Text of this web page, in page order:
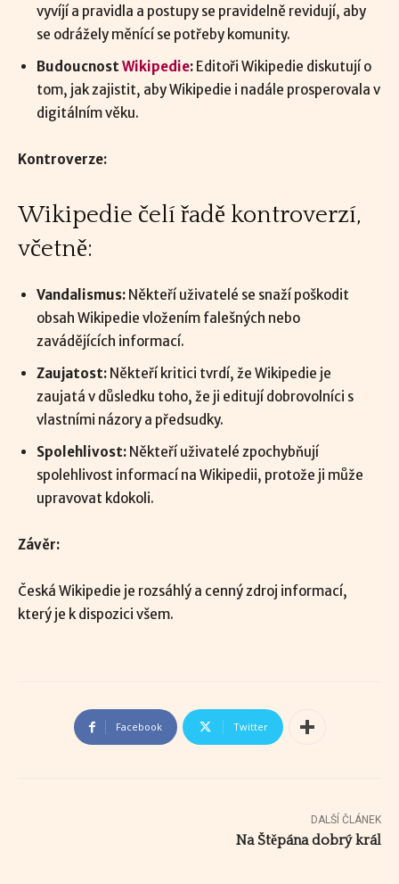
vyvíjí a pravidla a postupy se pravidelně revidují, aby
se odrážely měnící se potřeby komunity.
BudoucnostWikipedie: Editoři Wikipedie diskutují o
tom, jak zajistit, aby Wikipedie i nadále prosperovala v
digitálním věku.
Kontroverze:
Wikipedie čelí řadě kontroverzí,
včetně:
Vandalismus: Někteří uživatelé se snaží poškodit
obsah Wikipedie vložením falešných nebo
zavádějících informací.
Zaujatost: Někteří kritici tvrdí, že Wikipedie je
zaujatá v důsledku toho, že ji editují dobrovolníci s
vlastními názory a předsudky.
Spolehlivost: Někteří uživatelé zpochybňují
spolehlivost informací na Wikipedii, protože ji může
upravovat kdokoli.
Závěr:
Česká Wikipedie je rozsáhlý a cenný zdroj informací,
který je k dispozici všem.
Facebook Twitter
DALŠÍ ČLÁNEK
Na Štěpána dobrý král